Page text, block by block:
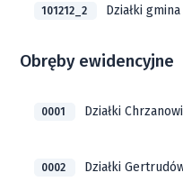
101212_2 Działki
Obręby ewidencyjne
0001 Działki
0002 Działki